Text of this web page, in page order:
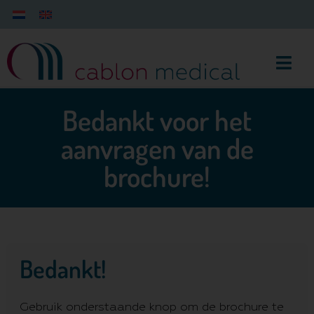
Bedankt voor het
aanvragen van de
brochure!
Bedankt!
Gebruik onderstaande knop om de brochure te